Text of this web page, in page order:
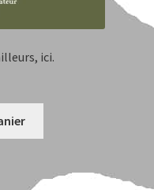
ici.